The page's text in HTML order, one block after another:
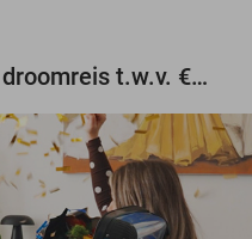
Maak gratis kans op een droomreis t.w.v. €3.000!